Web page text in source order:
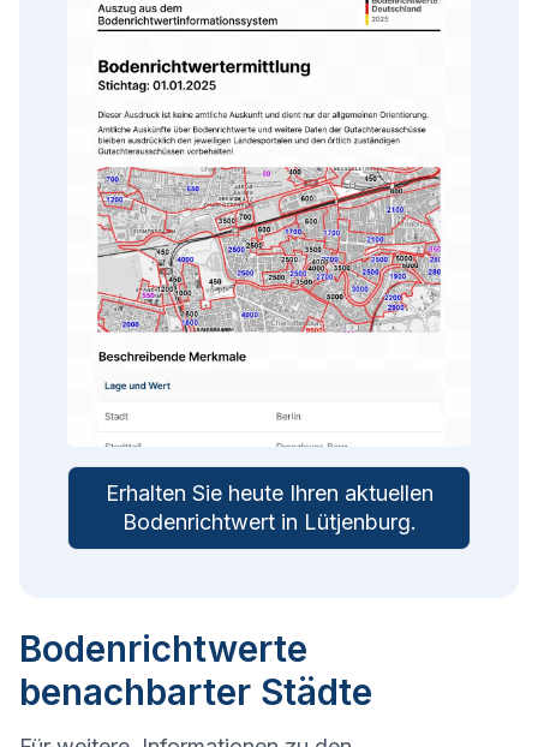
Erhalten Sie heute Ihren aktuellen
Bodenrichtwert in Lütjenburg.
Bodenrichtwerte
benachbarter Städte